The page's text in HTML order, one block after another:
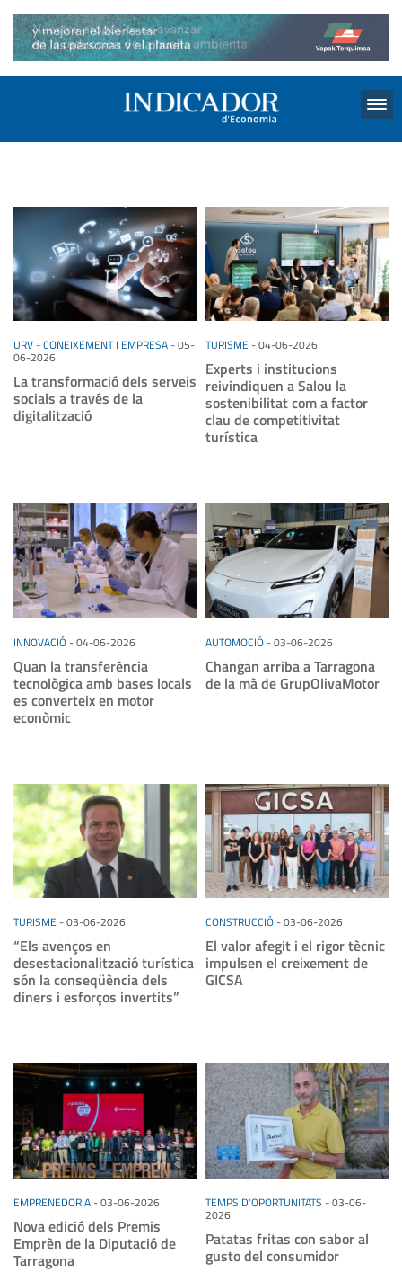
URV - CONEIXEMENT I EMPRESA-05-
06-2026
La transformació dels serveis
socials a través de la
digitalització
TURISME -04-06-2026
Experts i institucions
reivindiquen a Salou la
sostenibilitat com a factor
clau de competitivitat
turística
INNOVACIÓ-04-06-2026
Quan la transferència
tecnològica amb bases locals
es converteix en motor
econòmic
AUTOMOCIÓ-03-06-2026
Changan arriba a Tarragona
de la mà de GrupOlivaMotor
TURISME -03-06-2026
“Els avenços en
desestacionalització turística
són la conseqüència dels
diners i esforços invertits”
CONSTRUCCIÓ-03-06-2026
El valor afegit i el rigor tècnic
impulsen el creixement de
GICSA
EMPRENEDORIA-03-06-2026
Nova edició dels Premis
Emprèn de la Diputació de
Tarragona
TEMPS D'OPORTUNITATS -03-06-
2026
Patatas fritas con sabor al
gusto del consumidor